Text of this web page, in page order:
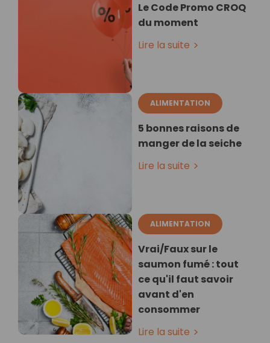
Le Code Promo CROQ
du moment
Lire la suite
ALIMENTATION
5 bonnes raisons de
manger de la seiche
Lire la suite
ALIMENTATION
Vrai/Faux sur le
saumon fumé : tout
ce qu'il faut savoir
avant d'en
consommer
Lire la suite